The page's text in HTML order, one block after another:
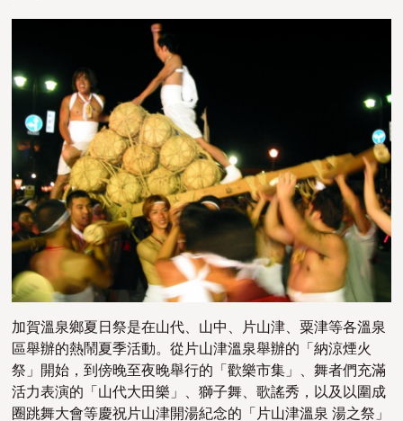
加賀溫泉鄉夏日祭是在山代、山中、片山津、粟津等各溫泉
區舉辦的熱鬧夏季活動。從片山津溫泉舉辦的「納涼煙火
祭」開始，到傍晚至夜晚舉行的「歡樂市集」、舞者們充滿
活力表演的「山代大田樂」、獅子舞、歌謠秀，以及以圍成
圈跳舞大會等慶祝片山津開湯紀念的「片山津溫泉 湯之祭」